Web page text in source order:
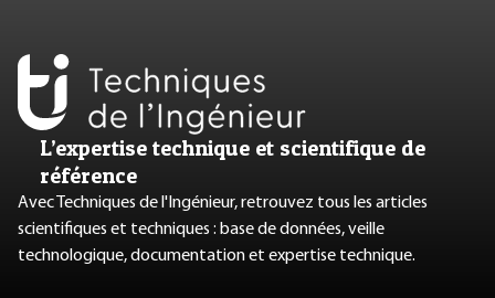
L’expertise technique et scientifique de
référence
Avec Techniques de l'Ingénieur, retrouvez tous les articles
scientifiques et techniques : base de données, veille
technologique, documentation et expertise technique.